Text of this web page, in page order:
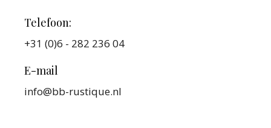
Telefoon:
+31 (0)6 - 282 236 04
E-mail
info@bb-rustique.nl